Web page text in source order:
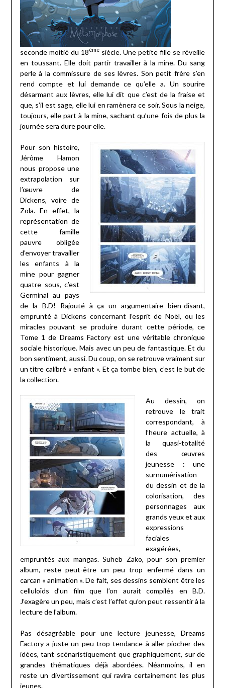
seconde moitié du 18èmesiècle. Une petite fille se réveille
en toussant. Elle doit partir travailler à la mine. Du sang
perle à la commissure de ses lèvres. Son petit frère s’en
rend compte et lui demande ce qu’elle a. Un sourire
désarmant aux lèvres, elle lui dit que c’est de la fraise et
que, s’il est sage, elle lui en ramènera ce soir. Sous la neige,
toujours, elle part à la mine, sachant qu’une fois de plus la
journée sera dure pour elle.
Pour son histoire,
Jérôme Hamon
nous propose une
extrapolation sur
l’œuvre de
Dickens, voire de
Zola. En effet, la
représentation de
cette famille
pauvre obligée
d’envoyer travailler
les enfants à la
mine pour gagner
quatre sous, c’est
Germinal au pays
de la B.D! Rajouté à ça un argumentaire bien-disant,
emprunté à Dickens concernant l’esprit de Noël, ou les
miracles pouvant se produire durant cette période, ce
Tome 1 de Dreams Factory est une véritable chronique
sociale historique. Mais avec un peu de fantastique. Et du
bon sentiment, aussi. Du coup, on se retrouve vraiment sur
un titre calibré « enfant ». Et ça tombe bien, c’est le but de
la collection.
Au dessin, on
retrouve le trait
correspondant, à
l’heure actuelle, à
la quasi-totalité
des œuvres
jeunesse : une
surnumérisation
du dessin et de la
colorisation, des
personnages aux
grands yeux et aux
expressions
faciales
exagérées,
empruntés aux mangas. Suheb Zako, pour son premier
album, reste peut-être un peu trop enfermé dans un
carcan « animation ». De fait, ses dessins semblent être les
celluloïds d’un film que l’on aurait compilés en B.D.
J’exagère un peu, mais c’est l’effet qu’on peut ressentir à la
lecture de l’album.
Pas désagréable pour une lecture jeunesse, Dreams
Factory a juste un peu trop tendance à aller piocher des
idées, tant scénaristiquement que graphiquement, sur de
grandes thématiques déjà abordées. Néanmoins, il en
reste un divertissement qui ravira certainement les plus
jeunes.